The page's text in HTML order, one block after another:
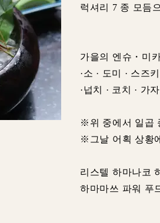
럭셔리 7 종 모듬
가을의 엔슈・미
·소 · 도미 · 스즈
·넙치 · 코치 · 가
※위 중에서 일곱
※그날 어획 상황
리스텔 하마나코
하마마쓰 파워 푸